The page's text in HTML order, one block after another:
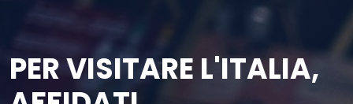
PER VISITARE L'ITALIA,